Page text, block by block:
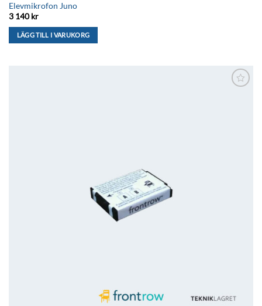
Elevmikrofon Juno
3 140kr
LÄGG TILL I VARUKORG